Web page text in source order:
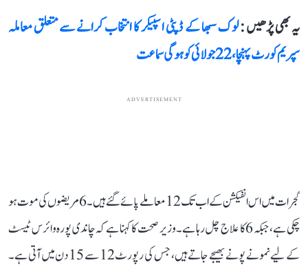
یہ بھی پڑھیں :لوک سبھا کے ڈپٹی اسپیکر کا انتخاب کرانے سے متعلق معاملہ
سپریم کورٹ پہنچا، 22 جولائی کو ہوگی سماعت
ADVERTISEMENT
گجرات میں اس انفیکشن کے اب تک 12 معاملے پائے گئے ہیں۔ 6 مریضوں کی موت ہو
چکی ہے، جبکہ 6 کا علاج چل رہا ہے۔ وزیر صحت کا کہنا ہے کہ چاندی پورہ وائرس ٹیسٹ
کے لیے نمونے پونے بھیجے جاتے ہیں، جس کی رپورٹ 12 سے 15 دن میں آتی ہے۔